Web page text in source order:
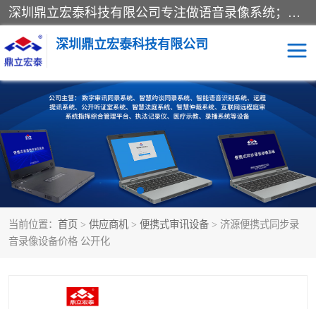
深圳鼎立宏泰科技有限公司专注做语音录像系统；主要服务有：约谈室同步录音录像系统、设计数字询问同步录音录像、数字约谈室同步录音录像、公开听证室、智慧庭审、智能语音识别转写、远程提讯（提审）、记录仪、远程指挥综合管理平台、录播系统等
深圳鼎立宏泰科技有限公司
当前位置： 首页 > 供应商机 > 便携式审讯设备 > 济源便携式同步录
音录像设备价格 公开化
同步录音录像设备 便携式审讯设备
数字法庭 听证室
远程提讯 语音识别